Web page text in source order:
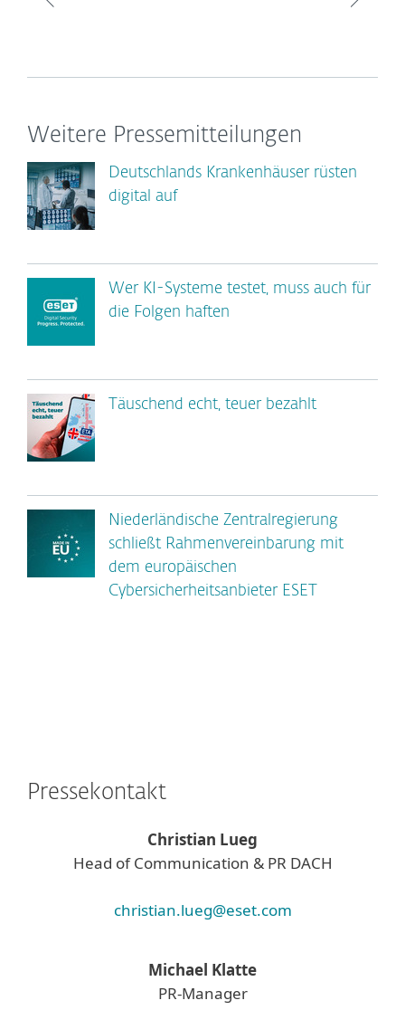
Weitere Pressemitteilungen
Deutschlands Krankenhäuser rüsten
digital auf
Wer KI-Systeme testet, muss auch für
die Folgen haften
Täuschend echt, teuer bezahlt
Niederländische Zentralregierung
schließt Rahmenvereinbarung mit
dem europäischen
Cybersicherheitsanbieter ESET
Pressekontakt
Christian Lueg
Head of Communication & PR DACH
christian.lueg@eset.com
Michael Klatte
PR-Manager